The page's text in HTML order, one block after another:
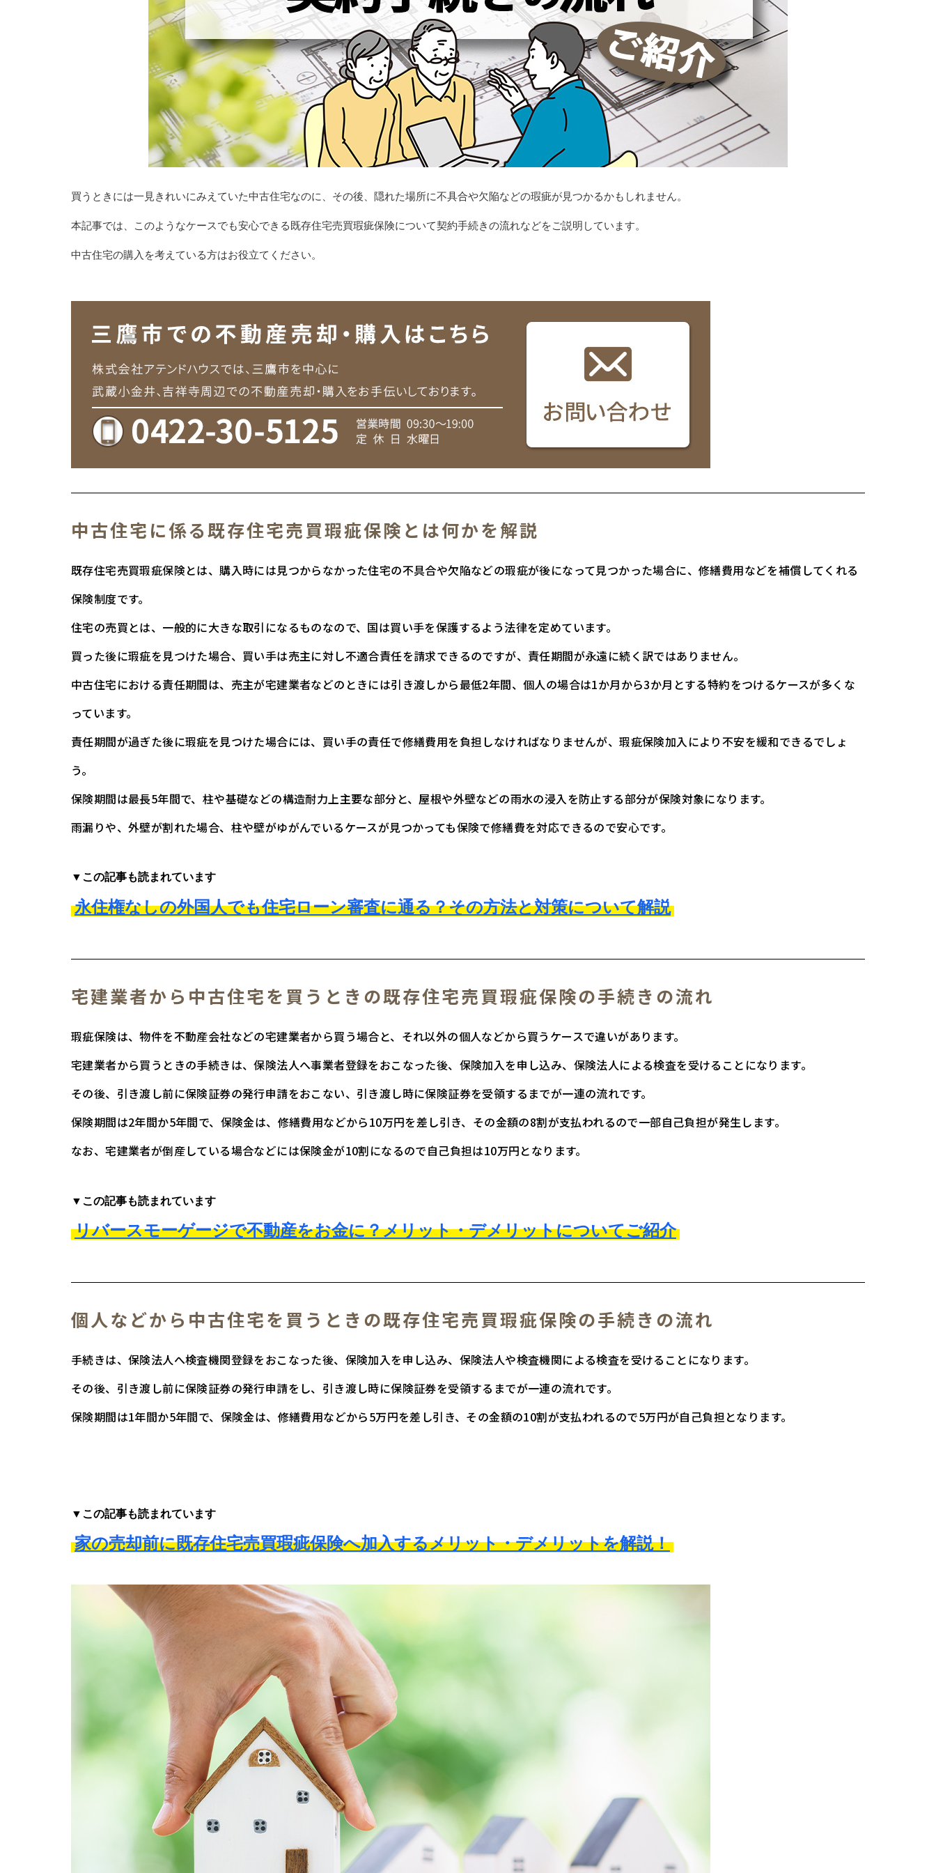
買うときには一見きれいにみえていた中古住宅なのに、その後、隠れた場所に不具合や欠陥などの瑕疵が見つかるかもしれません。
本記事では、このようなケースでも安心できる既存住宅売買瑕疵保険について契約手続きの流れなどをご説明しています。
中古住宅の購入を考えている方はお役立てください。
中古住宅に係る既存住宅売買瑕疵保険とは何かを解説
既存住宅売買瑕疵保険とは、購入時には見つからなかった住宅の不具合や欠陥などの瑕疵が後になって見つかった場合に、修繕費用などを補償してくれる
保険制度です。
住宅の売買とは、一般的に大きな取引になるものなので、国は買い手を保護するよう法律を定めています。
買った後に瑕疵を見つけた場合、買い手は売主に対し不適合責任を請求できるのですが、責任期間が永遠に続く訳ではありません。
中古住宅における責任期間は、売主が宅建業者などのときには引き渡しから最低2年間、個人の場合は1か月から3か月とする特約をつけるケースが多くな
っています。
責任期間が過ぎた後に瑕疵を見つけた場合には、買い手の責任で修繕費用を負担しなければなりませんが、瑕疵保険加入により不安を緩和できるでしょ
う。
保険期間は最長5年間で、柱や基礎などの構造耐力上主要な部分と、屋根や外壁などの雨水の浸入を防止する部分が保険対象になります。
雨漏りや、外壁が割れた場合、柱や壁がゆがんでいるケースが見つかっても保険で修繕費を対応できるので安心です。
▼この記事も読まれています
永住権なしの外国人でも住宅ローン審査に通る？その方法と対策について解説
宅建業者から中古住宅を買うときの既存住宅売買瑕疵保険の手続きの流れ
瑕疵保険は、物件を不動産会社などの宅建業者から買う場合と、それ以外の個人などから買うケースで違いがあります。
宅建業者から買うときの手続きは、保険法人へ事業者登録をおこなった後、保険加入を申し込み、保険法人による検査を受けることになります。
その後、引き渡し前に保険証券の発行申請をおこない、引き渡し時に保険証券を受領するまでが一連の流れです。
保険期間は2年間か5年間で、保険金は、修繕費用などから10万円を差し引き、その金額の8割が支払われるので一部自己負担が発生します。
なお、宅建業者が倒産している場合などには保険金が10割になるので自己負担は10万円となります。
▼この記事も読まれています
リバースモーゲージで不動産をお金に？メリット・デメリットについてご紹介
個人などから中古住宅を買うときの既存住宅売買瑕疵保険の手続きの流れ
手続きは、保険法人へ検査機関登録をおこなった後、保険加入を申し込み、保険法人や検査機関による検査を受けることになります。
その後、引き渡し前に保険証券の発行申請をし、引き渡し時に保険証券を受領するまでが一連の流れです。
保険期間は1年間か5年間で、保険金は、修繕費用などから5万円を差し引き、その金額の10割が支払われるので5万円が自己負担となります。
▼この記事も読まれています
家の売却前に既存住宅売買瑕疵保険へ加入するメリット・デメリットを解説！